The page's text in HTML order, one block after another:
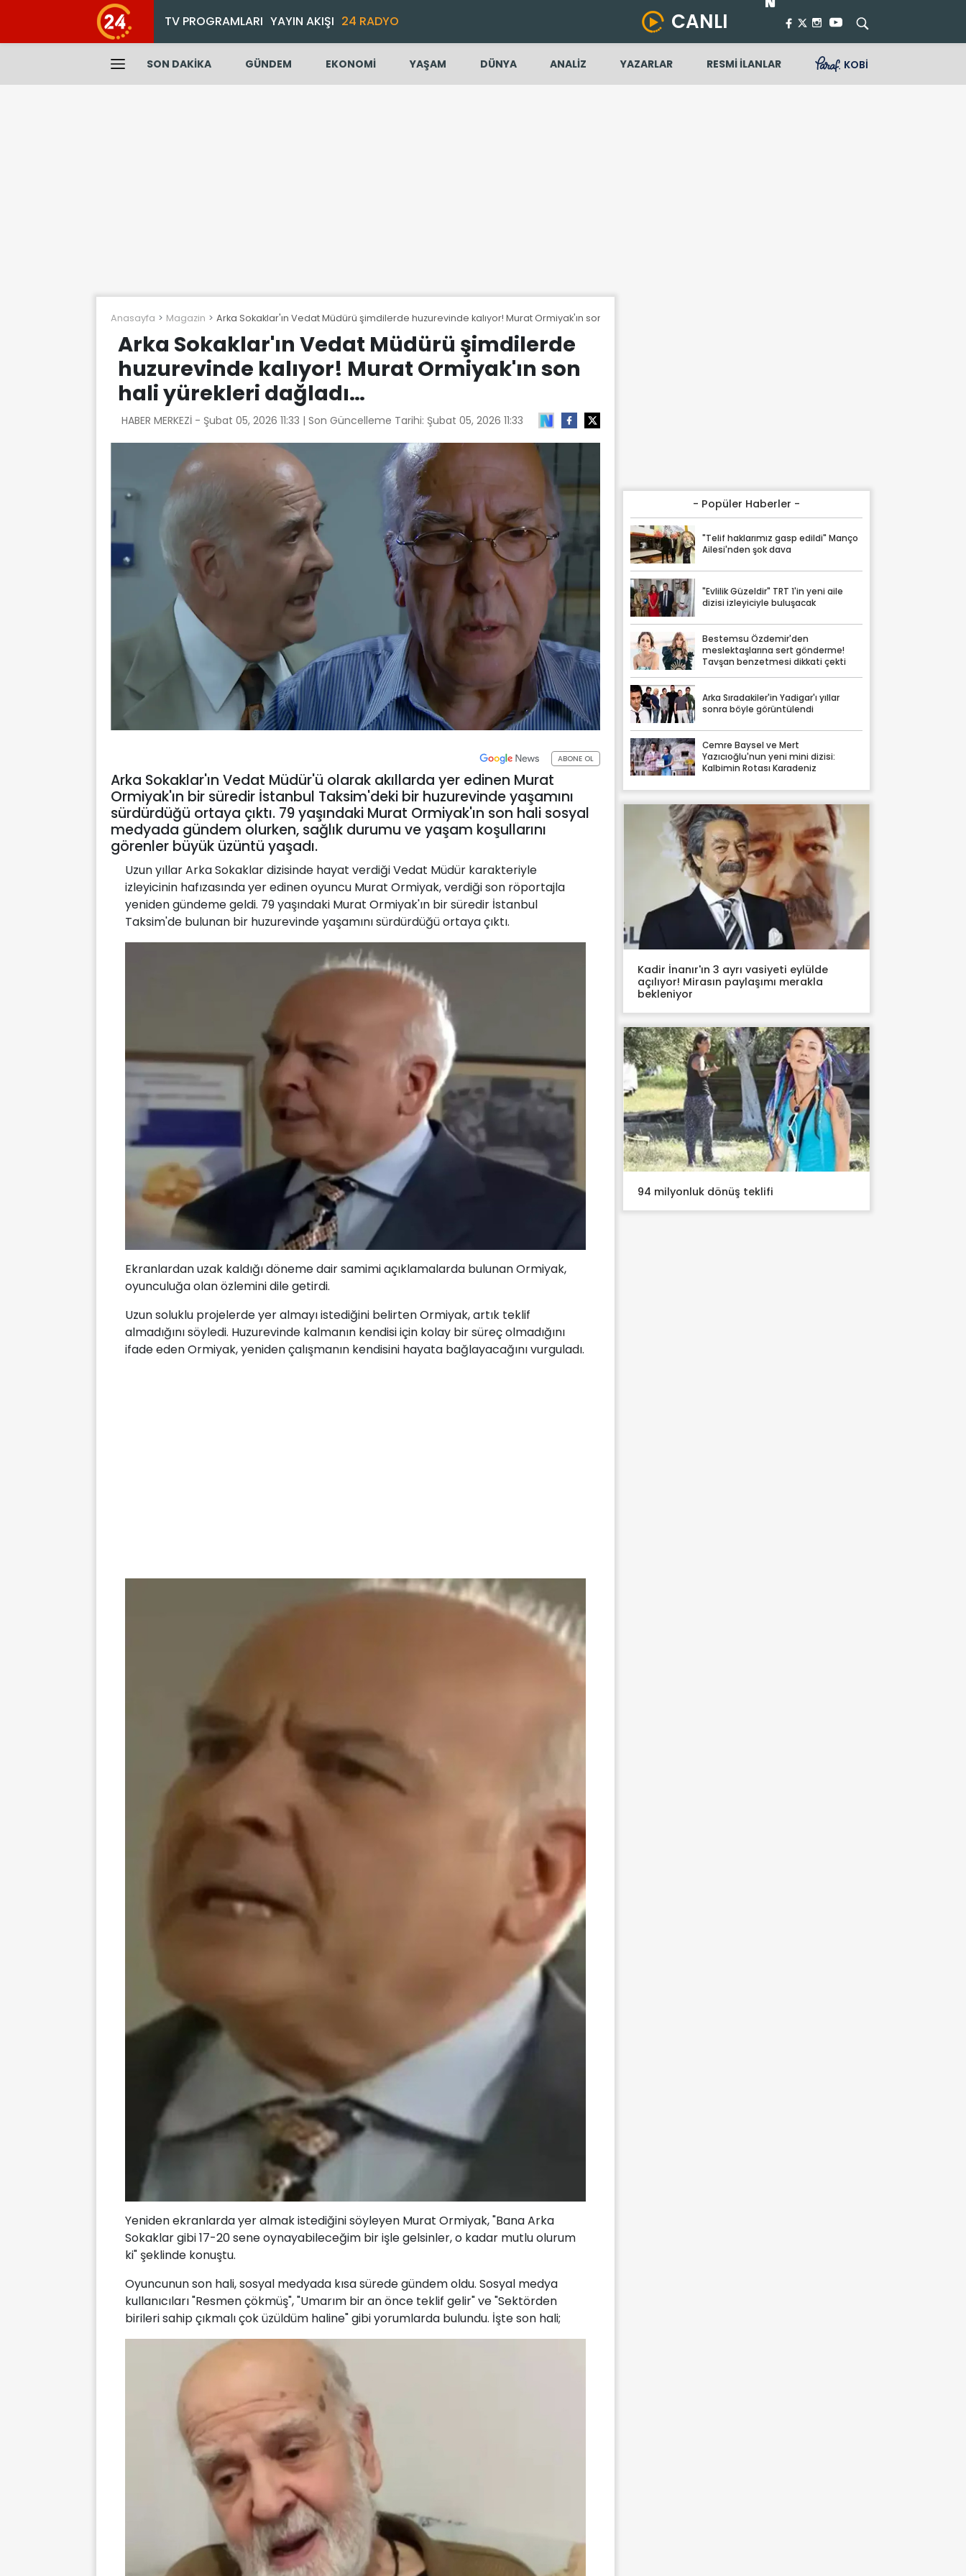
TV PROGRAMLARI YAYIN AKIŞI 24 RADYO CANLI
SON DAKİKA GÜNDEM EKONOMİ YAŞAM DÜNYA ANALİZ YAZARLAR RESMİ İLANLAR KOBİ
Anasayfa Magazin Arka Sokaklar'ın Vedat Müdürü şimdilerde huzurevinde kalıyor! Murat Ormiyak'ın son hali yürekleri dağladı…
Arka Sokaklar'ın Vedat Müdürü şimdilerde
huzurevinde kalıyor! Murat Ormiyak'ın son
hali yürekleri dağladı…
HABER MERKEZİ - Şubat 05, 2026 11:33 | Son Güncelleme Tarihi: Şubat 05, 2026 11:33
ABONE OL
Arka Sokaklar'ın Vedat Müdür'ü olarak akıllarda yer edinen Murat
Ormiyak'ın bir süredir İstanbul Taksim'deki bir huzurevinde yaşamını
sürdürdüğü ortaya çıktı. 79 yaşındaki Murat Ormiyak'ın son hali sosyal
medyada gündem olurken, sağlık durumu ve yaşam koşullarını
görenler büyük üzüntü yaşadı.
Uzun yıllar Arka Sokaklar dizisinde hayat verdiği Vedat Müdür karakteriyle
izleyicinin hafızasında yer edinen oyuncu Murat Ormiyak, verdiği son röportajla
yeniden gündeme geldi. 79 yaşındaki Murat Ormiyak'ın bir süredir İstanbul
Taksim'de bulunan bir huzurevinde yaşamını sürdürdüğü ortaya çıktı.
Ekranlardan uzak kaldığı döneme dair samimi açıklamalarda bulunan Ormiyak,
oyunculuğa olan özlemini dile getirdi.
Uzun soluklu projelerde yer almayı istediğini belirten Ormiyak, artık teklif
almadığını söyledi. Huzurevinde kalmanın kendisi için kolay bir süreç olmadığını
ifade eden Ormiyak, yeniden çalışmanın kendisini hayata bağlayacağını vurguladı.
Yeniden ekranlarda yer almak istediğini söyleyen Murat Ormiyak, "Bana Arka
Sokaklar gibi 17-20 sene oynayabileceğim bir işle gelsinler, o kadar mutlu olurum
ki" şeklinde konuştu.
Oyuncunun son hali, sosyal medyada kısa sürede gündem oldu. Sosyal medya
kullanıcıları "Resmen çökmüş", "Umarım bir an önce teklif gelir" ve "Sektörden
birileri sahip çıkmalı çok üzüldüm haline" gibi yorumlarda bulundu. İşte son hali;
- Popüler Haberler -
"Telif haklarımız gasp edildi" Manço
Ailesi'nden şok dava
"Evlilik Güzeldir" TRT 1'in yeni aile
dizisi izleyiciyle buluşacak
Bestemsu Özdemir'den
meslektaşlarına sert gönderme!
Tavşan benzetmesi dikkati çekti
Arka Sıradakiler'in Yadigar'ı yıllar
sonra böyle görüntülendi
Cemre Baysel ve Mert
Yazıcıoğlu'nun yeni mini dizisi:
Kalbimin Rotası Karadeniz
Kadir İnanır'ın 3 ayrı vasiyeti eylülde
açılıyor! Mirasın paylaşımı merakla
bekleniyor
94 milyonluk dönüş teklifi